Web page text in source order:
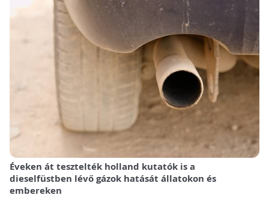
Éveken át tesztelték holland kutatók is a
dieselfüstben lévő gázok hatását állatokon és
embereken